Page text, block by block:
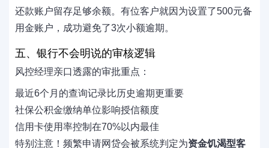
还款账户留存足够余额。有位客户就因为设置了500元备
用金账户，成功避免了3次小额逾期。
五、银行不会明说的审核逻辑
风控经理亲口透露的审批重点：
最近6个月的查询记录比历史逾期更重要
社保公积金缴纳单位影响授信额度
信用卡使用率控制在70%以内最佳
特别注意！频繁申请网贷会被系统判定为资金饥渴型客